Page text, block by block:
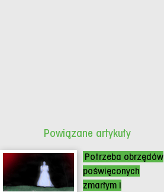
Powiązane artykuły
Potrzeba obrzędów
poświęconych
zmarłym i